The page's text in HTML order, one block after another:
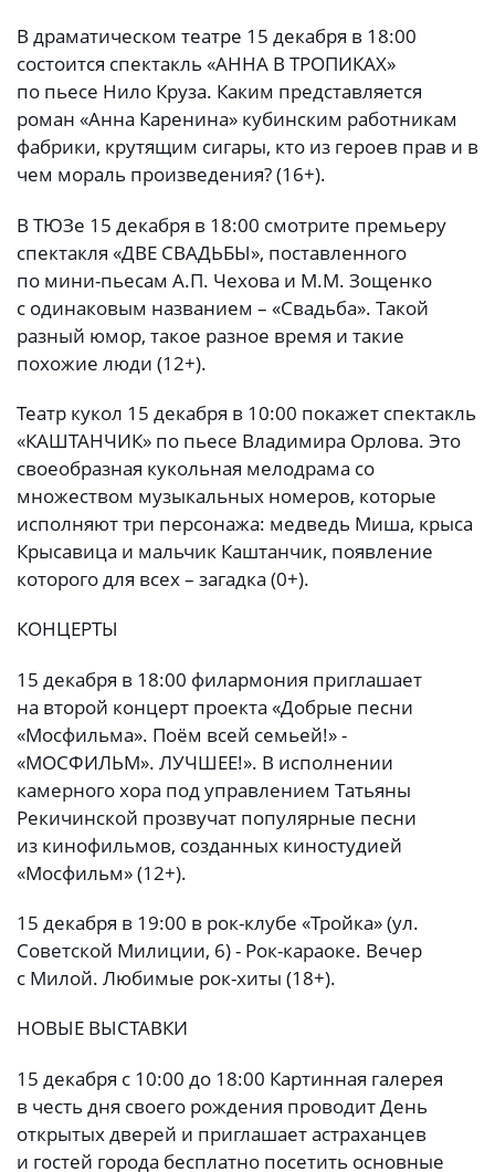
В драматическом театре 15 декабря в 18:00
состоится спектакль «АННА В ТРОПИКАХ»
по пьесе Нило Круза. Каким представляется
роман «Анна Каренина» кубинским работникам
фабрики, крутящим сигары, кто из героев прав и в
чем мораль произведения? (16+).
В ТЮЗе 15 декабря в 18:00 смотрите премьеру
спектакля «ДВЕ СВАДЬБЫ», поставленного
по мини-пьесам А.П. Чехова и М.М. Зощенко
с одинаковым названием – «Свадьба». Такой
разный юмор, такое разное время и такие
похожие люди (12+).
Театр кукол 15 декабря в 10:00 покажет спектакль
«КАШТАНЧИК» по пьесе Владимира Орлова. Это
своеобразная кукольная мелодрама со
множеством музыкальных номеров, которые
исполняют три персонажа: медведь Миша, крыса
Крысавица и мальчик Каштанчик, появление
которого для всех – загадка (0+).
КОНЦЕРТЫ
15 декабря в 18:00 филармония приглашает
на второй концерт проекта «Добрые песни
«Мосфильма». Поём всей семьей!» -
«МОСФИЛЬМ». ЛУЧШЕЕ!». В исполнении
камерного хора под управлением Татьяны
Рекичинской прозвучат популярные песни
из кинофильмов, созданных киностудией
«Мосфильм» (12+).
15 декабря в 19:00 в рок-клубе «Тройка» (ул.
Советской Милиции, 6) - Рок-караоке. Вечер
с Милой. Любимые рок-хиты (18+).
НОВЫЕ ВЫСТАВКИ
15 декабря с 10:00 до 18:00 Картинная галерея
в честь дня своего рождения проводит День
открытых дверей и приглашает астраханцев
и гостей города бесплатно посетить основные